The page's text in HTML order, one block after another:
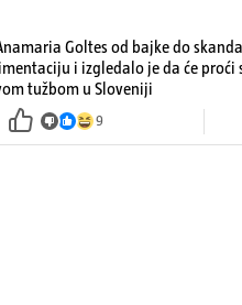
Goltes od bajke do
i izgledalo je da će proći
tužbom u Sloveniji
9